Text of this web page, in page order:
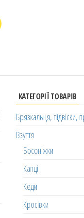
КАТЕГОРІЇ ТОВАРІВ
Брязкальця, підвіски,
Взуття
Босоніжки
Капці
Кеди
Кросівки